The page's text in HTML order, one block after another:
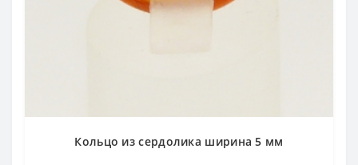
Кольцо из сердолика ширина 5 мм